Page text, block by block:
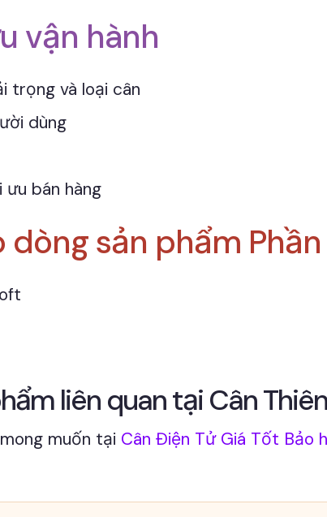
vận hành
trọng và loại cân
dùng
bán hàng
dòng sản phẩm
liên quan tại Cân
muốn tại Cân Điện Tử Giá Tốt Bảo